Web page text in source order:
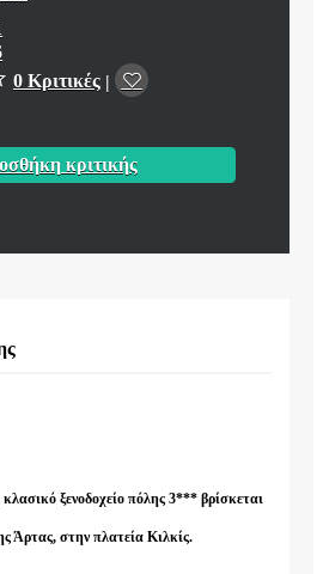
0 Κριτικές |
κριτικής
ξενοδοχείο πόλης 3*** βρίσκεται
Άρτας, στην πλατεία Κιλκίς.